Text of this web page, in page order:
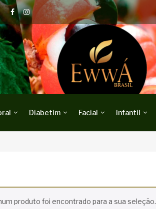
Diabetim Facial Infantil
produto foi encontrado para a sua seleção.